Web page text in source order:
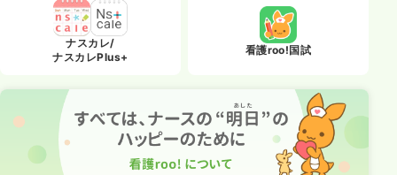
ナスカレ/
ナスカレPlus+
看護roo!国試